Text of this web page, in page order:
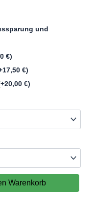
und
€)
17,50 €)
20,00 €)
Warenkorb